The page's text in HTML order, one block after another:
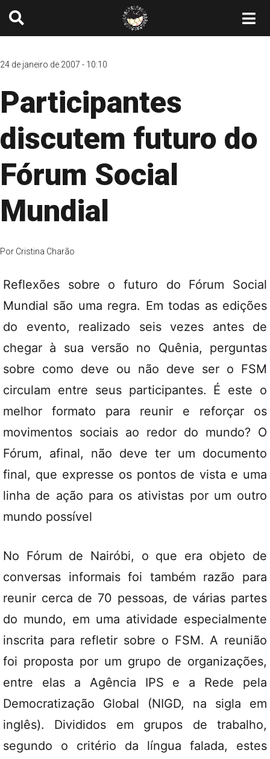
24 de janeiro de 2007 - 10:10
Participantes
discutem futuro do
Fórum Social
Mundial
Por Cristina Charão
Reflexões sobre o futuro do Fórum Social
Mundial são uma regra. Em todas as edições
do evento, realizado seis vezes antes de
chegar à sua versão no Quênia, perguntas
sobre como deve ou não deve ser o FSM
circulam entre seus participantes. É este o
melhor formato para reunir e reforçar os
movimentos sociais ao redor do mundo? O
Fórum, afinal, não deve ter um documento
final, que expresse os pontos de vista e uma
linha de ação para os ativistas por um outro
mundo possível
No Fórum de Nairóbi, o que era objeto de
conversas informais foi também razão para
reunir cerca de 70 pessoas, de várias partes
do mundo, em uma atividade especialmente
inscrita para refletir sobre o FSM. A reunião
foi proposta por um grupo de organizações,
entre elas a Agência IPS e a Rede pela
Democratização Global (NIGD, na sigla em
inglês). Divididos em grupos de trabalho,
segundo o critério da língua falada, estes